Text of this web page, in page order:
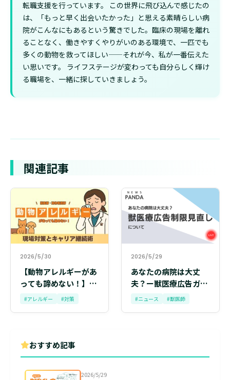
転職支援を行っています。 この世界に飛び込んで感じたの
は、「もっと早く出会いたかった」と思える素晴らしい病
院がこんなにもあるという驚きでした。臨床の現場を離れ
ることなく、働きやすくやりがいのある環境で、一匹でも
多くの動物を救ってほしい——それが今、私が一番伝えた
い思いです。 ライフステージが変わっても自分らしく輝け
る職場を、一緒に探していきましょう。
関連記事
2026/5/30
【動物アレルギーがあ
っても諦めない！】獣
医師・動物看護師のた
めの現場対策とキャリ
#アレルギー #対策
2026/5/29
あなたの病院は大丈
夫？ー獣医療広告ガイ
ドライン改正について
ー
#ニュース #獣医師
おすすめ記事
2026/5/29